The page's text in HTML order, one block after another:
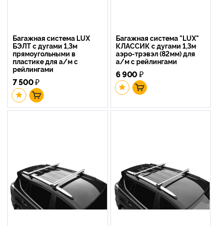
Багажная система LUX
БЭЛТ с дугами 1,3м
прямоугольными в
пластике для а/м с
рейлингами
7 500₽
Багажная система "LUX"
КЛАССИК с дугами 1,3м
аэро-трэвэл (82мм) для
а/м с рейлингами
6 900₽